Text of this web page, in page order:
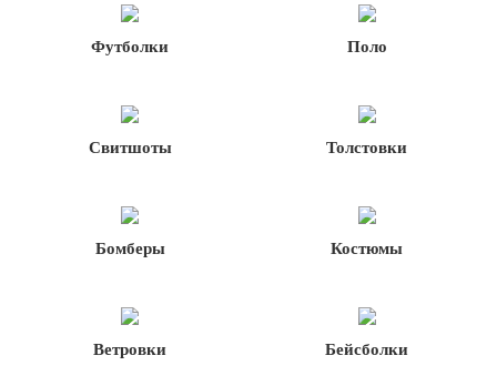
Футболки Поло
Свитшоты Толстовки
Бомберы Костюмы
Ветровки Бейсболки